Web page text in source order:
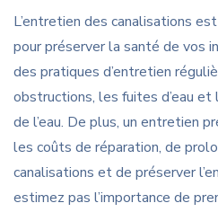
L’entretien des canalisations
pour préserver la santé de vos
des pratiques d’entretien
obstructions, les fuites d’eau
de l’eau. De plus, un entretien
les coûts de réparation, de
canalisations et de préserver
estimez pas l’importance de